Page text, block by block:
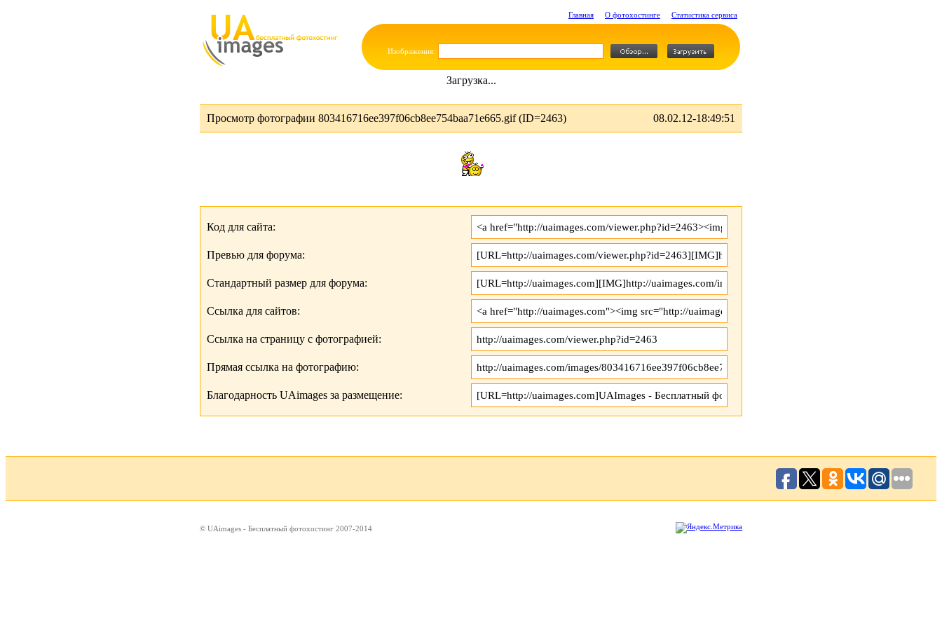
Главная О фотохостинге Статистика сервиса
Изображения:
Загрузка...
Просмотр фотографии 803416716ee397f06cb8ee754baa71e665.gif (ID=2463) 08.02.12-18:49:51
Код для сайта:
Превью для форума:
Стандартный размер для форума:
Ссылка для сайтов:
Ссылка на страницу с фотографией:
Прямая ссылка на фотографию:
Благодарность UAimages за размещение:
© UAimages - Бесплатный фотохостинг 2007-2014